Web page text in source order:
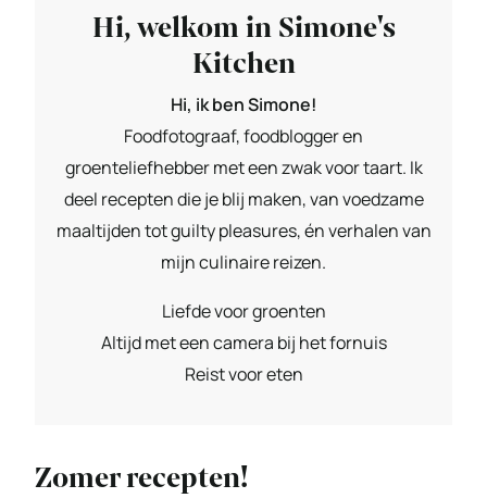
Hi, welkom in Simone's
Kitchen
Hi, ik ben Simone!
Foodfotograaf, foodblogger en
groenteliefhebber met een zwak voor taart. Ik
deel recepten die je blij maken, van voedzame
maaltijden tot guilty pleasures, én verhalen van
mijn culinaire reizen.
Liefde voor groenten
Altijd met een camera bij het fornuis
Reist voor eten
Zomer recepten!